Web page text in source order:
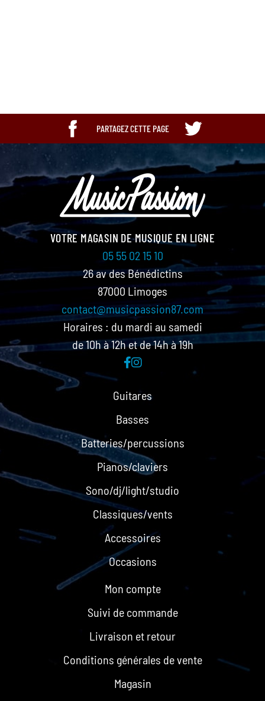
PARTAGEZ CETTE PAGE
Guitares
Basses
Batteries/percussions
Pianos/claviers
Sono/dj/light/studio
Classiques/vents
Accessoires
Occasions
VOTRE MAGASIN DE MUSIQUE EN LIGNE
05 55 02 15 10
26 av des Bénédictins
87000 Limoges
contact@musicpassion87.com
Horaires : du mardi au samedi
de 10h à 12h et de 14h à 19h
Mon compte
Suivi de commande
Livraison et retour
Conditions générales de vente
Magasin